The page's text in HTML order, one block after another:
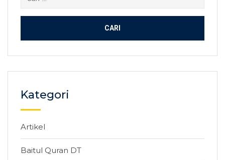
untuk:
Kategori
Artikel
Baitul Quran DT